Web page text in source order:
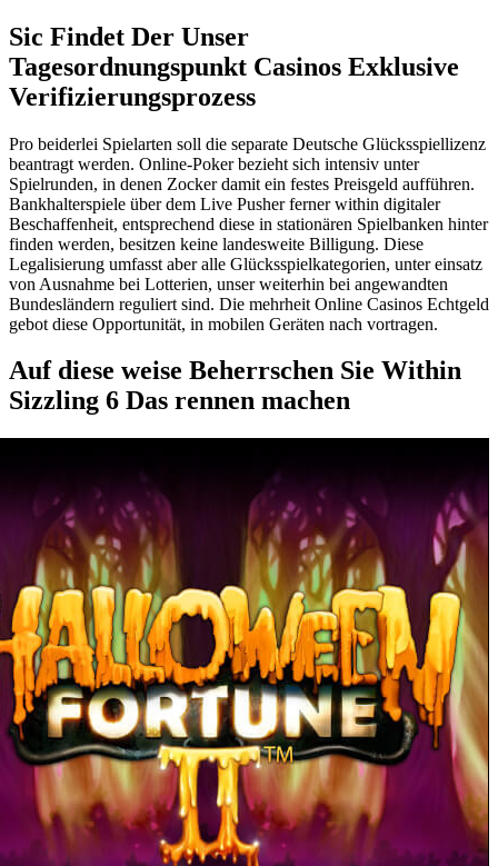
Sic Findet Der Unser
Tagesordnungspunkt Casinos Exklusive
Verifizierungsprozess
Pro beiderlei Spielarten soll die separate Deutsche Glücksspiellizenz
beantragt werden. Online-Poker bezieht sich intensiv unter
Spielrunden, in denen Zocker damit ein festes Preisgeld aufführen.
Bankhalterspiele über dem Live Pusher ferner within digitaler
Beschaffenheit, entsprechend diese in stationären Spielbanken hinter
finden werden, besitzen keine landesweite Billigung. Diese
Legalisierung umfasst aber alle Glücksspielkategorien, unter einsatz
von Ausnahme bei Lotterien, unser weiterhin bei angewandten
Bundesländern reguliert sind. Die mehrheit Online Casinos Echtgeld
gebot diese Opportunität, in mobilen Geräten nach vortragen.
Auf diese weise Beherrschen Sie Within
Sizzling 6 Das rennen machen